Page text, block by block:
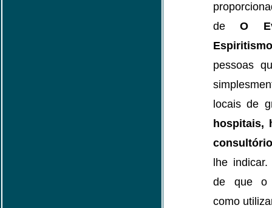
deO
Espiritismo
pessoas
locais de
hospitais,
lhe
de que o
como